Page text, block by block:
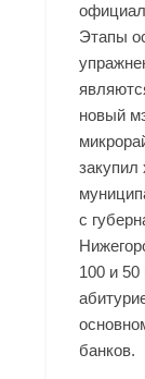
Этапы
новый
закупил
с
100 и
банков.